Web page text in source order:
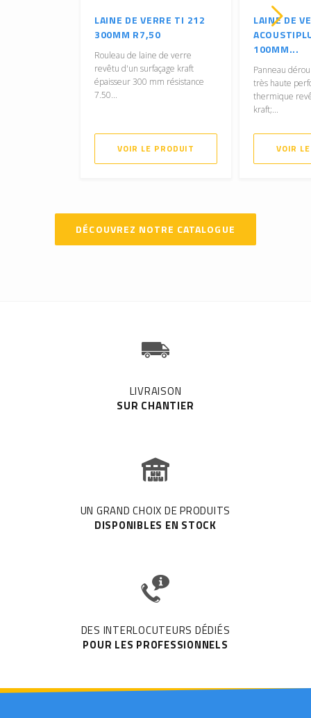
LAINE DE VERRE TI 212
300MM R7,50
Rouleau de laine de verre
revêtu d'un surfaçage kraft
épaisseur 300 mm résistance
7.50...
VOIR LE PRODUIT
LAINE DE
100MM...
Panneau
très haute
thermique
kraft;...
VOIR
DÉCOUVREZ NOTRE CATALOGUE
LIVRAISON
SUR CHANTIER
UN GRAND CHOIX DE PRODUITS
DISPONIBLES EN STOCK
DES INTERLOCUTEURS DÉDIÉS
POUR LES PROFESSIONNELS